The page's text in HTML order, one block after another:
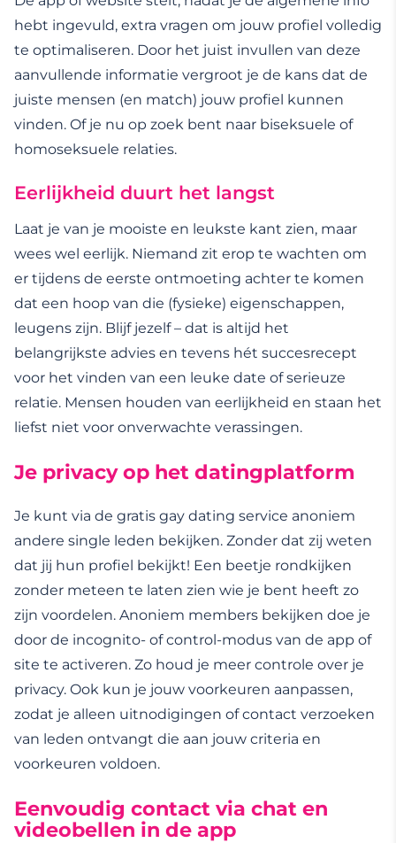
hebt ingevuld, extra vragen om jouw profiel volledig
te optimaliseren. Door het juist invullen van deze
aanvullende informatie vergroot je de kans dat de
juiste mensen (en match) jouw profiel kunnen
vinden. Of je nu op zoek bent naar biseksuele of
homoseksuele relaties.
Eerlijkheid duurt het langst
Laat je van je mooiste en leukste kant zien, maar
wees wel eerlijk. Niemand zit erop te wachten om
er tijdens de eerste ontmoeting achter te komen
dat een hoop van die (fysieke) eigenschappen,
leugens zijn. Blijf jezelf – dat is altijd het
belangrijkste advies en tevens hét succesrecept
voor het vinden van een leuke date of serieuze
relatie. Mensen houden van eerlijkheid en staan het
liefst niet voor onverwachte verassingen.
Je privacy op het datingplatform
Je kunt via de gratis gay dating service anoniem
andere single leden bekijken. Zonder dat zij weten
dat jij hun profiel bekijkt! Een beetje rondkijken
zonder meteen te laten zien wie je bent heeft zo
zijn voordelen. Anoniem members bekijken doe je
door de incognito- of control-modus van de app of
site te activeren. Zo houd je meer controle over je
privacy. Ook kun je jouw voorkeuren aanpassen,
zodat je alleen uitnodigingen of contact verzoeken
van leden ontvangt die aan jouw criteria en
voorkeuren voldoen.
Eenvoudig contact via chat en
videobellen in de app